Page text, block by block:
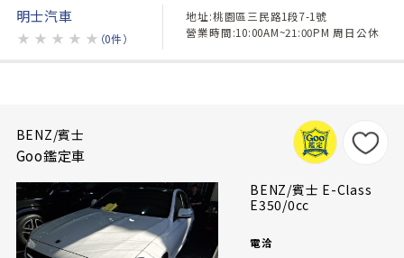
明士汽車
★ ★ ★ ★ ★ （0件）
地址:桃園區三民路1段7-1號
營業時間:10:00AM~21:00PM 周日公休
BENZ/賓士
Goo鑑定車
BENZ/賓士 E-Class
E350/0cc
電洽